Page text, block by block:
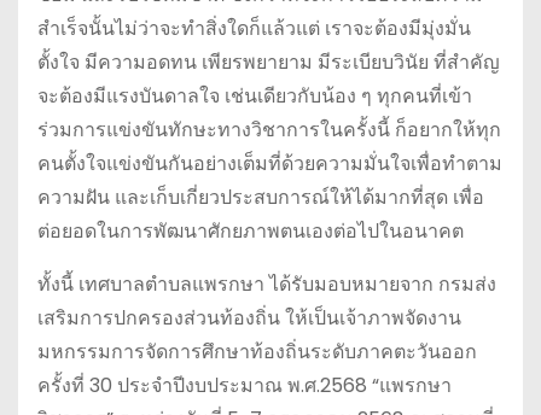
สำเร็จนั้นไม่ว่าจะทำสิ่งใดก็แล้วแต่ เราจะต้องมีมุ่งมั่น
ตั้งใจ มีความอดทน เพียรพยายาม มีระเบียบวินัย ที่สำคัญ
จะต้องมีแรงบันดาลใจ เช่นเดียวกับน้อง ๆ ทุกคนที่เข้า
ร่วมการแข่งขันทักษะทางวิชาการในครั้งนี้ ก็อยากให้ทุก
คนตั้งใจแข่งขันกันอย่างเต็มที่ด้วยความมั่นใจเพื่อทำตาม
ความฝัน และเก็บเกี่ยวประสบการณ์ให้ได้มากที่สุด เพื่อ
ต่อยอดในการพัฒนาศักยภาพตนเองต่อไปในอนาคต
ทั้งนี้ เทศบาลตำบลแพรกษา ได้รับมอบหมายจาก กรมส่ง
เสริมการปกครองส่วนท้องถิ่น ให้เป็นเจ้าภาพจัดงาน
มหกรรมการจัดการศึกษาท้องถิ่นระดับภาคตะวันออก
ครั้งที่ 30 ประจำปีงบประมาณ พ.ศ.2568 “แพรกษา